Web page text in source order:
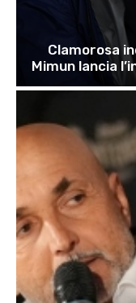
Clamorosa
Mimun lancia